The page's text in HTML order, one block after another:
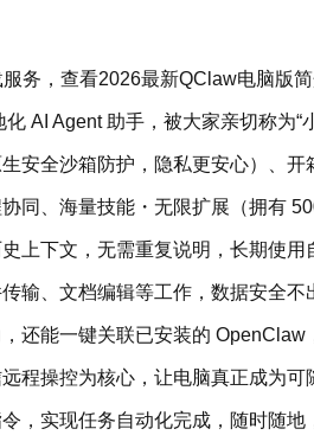
务，查看2026最新QClaw电脑版
AI Agent 助手，被大家亲切称为
安全沙箱防护，隐私更安心）、
同、海量技能・无限扩展（拥有
上下文，无需重复说明，长期使
输、文档编辑等工作，数据安全
还能一键关联已安装的
程操控为核心，让电脑真正成为
，实现任务自动化完成，随时随